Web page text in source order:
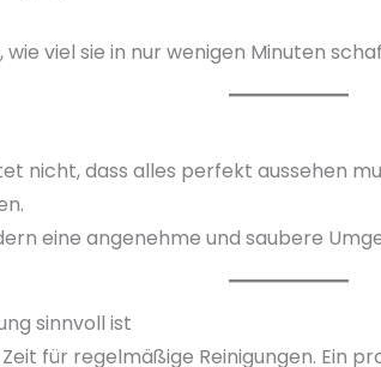
viel sie in nur wenigen Minuten
nicht, dass alles perfekt aussehen
eine angenehme und saubere
sinnvoll ist
für regelmäßige Reinigungen. Ein